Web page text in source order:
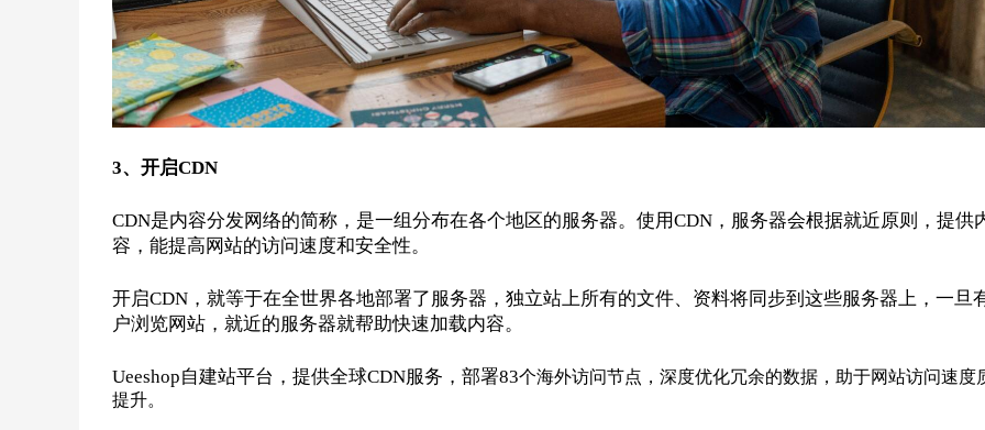
3、开启CDN
CDN是内容分发网络的简称，是一组分布在各个地区的服务器。使用CDN，服务器会根据就近原则，提供
容，能提高网站的访问速度和安全性。
开启CDN，就等于在全世界各地部署了服务器，独立站上所有的文件、资料将同步到这些服务器上，一旦
户浏览网站，就近的服务器就帮助快速加载内容。
Ueeshop自建站平台，提供全球CDN服务，部署83个海外访问节点，深度优化冗余的数据，助于网站访问速度
提升。